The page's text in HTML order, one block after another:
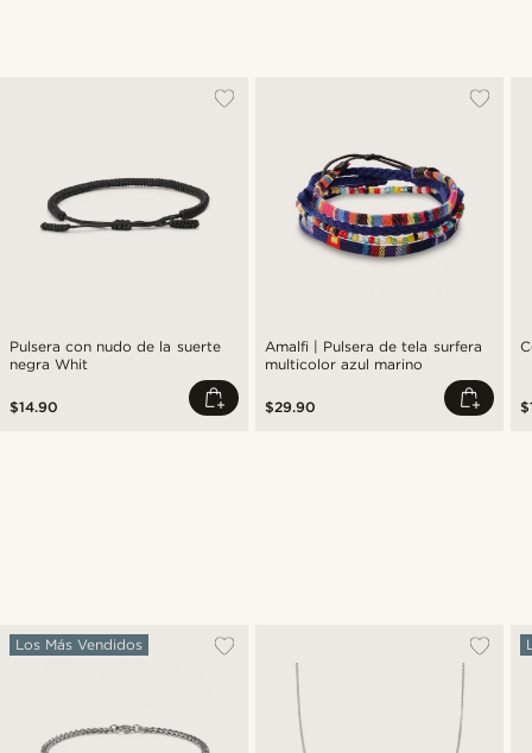
Pulsera con nudo de la suerte
negra Whit
$14.90
Amalfi | Pulsera de tela surfera
multicolor azul marino
$29.90
Los Más Vendidos